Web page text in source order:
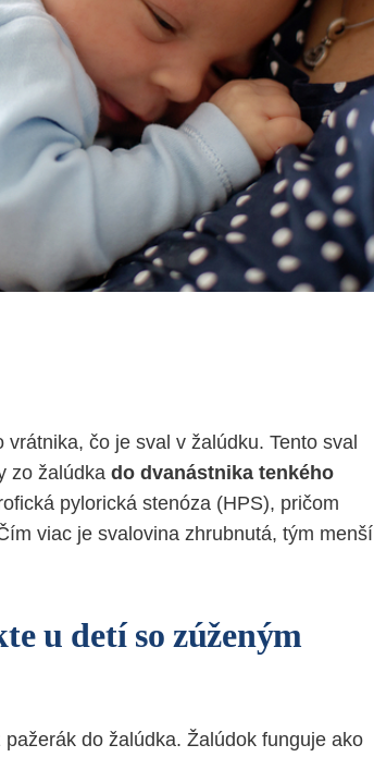
čo je sval v žalúdku. Tento sval
zo žalúdka do dvanástnika tenkého
pylorická stenóza (HPS), pričom
viac je svalovina zhrubnutá, tým menší
u detí so zúženým
do žalúdka. Žalúdok funguje ako